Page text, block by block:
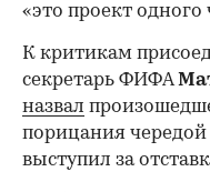
«это проект одного
К критикам
секретарь ФИФА
назвал
порицания
выступил за